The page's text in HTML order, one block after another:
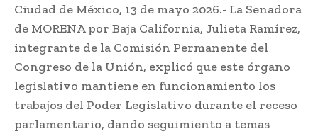
Ciudad de México, 13 de mayo 2026.- La Senadora
de MORENA por Baja California, Julieta Ramírez,
integrante de la Comisión Permanente del
Congreso de la Unión, explicó que este órgano
legislativo mantiene en funcionamiento los
trabajos del Poder Legislativo durante el receso
parlamentario, dando seguimiento a temas